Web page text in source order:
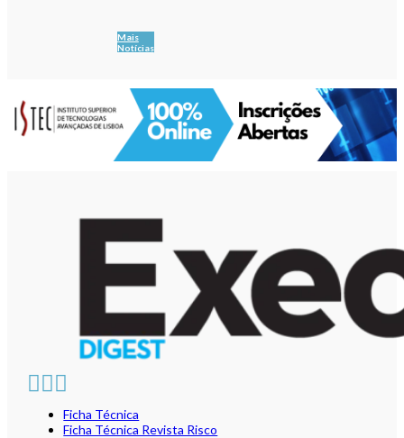
Mais
Notícias
Ficha Técnica
Ficha Técnica Revista Risco